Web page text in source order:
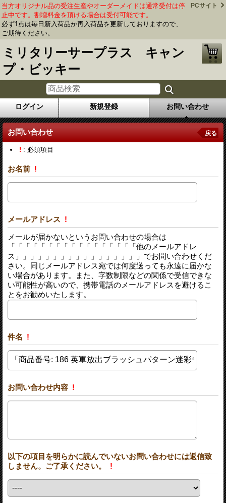
当方オリジナル品の受注生産やオーダーメイドは通常受付は停
止中です。割増料金を頂ける場合は受付可能です。
必ず1点は毎日新入荷品か再入荷品を更新しておりますので、
ご期待ください。
PCサイト
ミリタリーサープラス キャン
プ・ビッキー
ログイン 新規登録 お問い合わせ
お問い合わせ 戻る
! : 必須項目
お名前 !
メールアドレス !
メールが届かないというお問い合わせの場合は
「「「「「「「「「「「「「「「「「他のメールアドレ
ス」」」」」」」」」」」」」」」」」でお問い合わせくだ
さい。同じメールアドレス宛では何度送っても永遠に届かな
い場合があります。また、字数制限などの関係で受信できな
い可能性が高いので、携帯電話のメールアドレスを避けるこ
とをお勧めいたします。
件名 !
お問い合わせ内容 !
以下の項目を明らかに読んでいないお問い合わせには返信致
しません。ご了承ください。
!